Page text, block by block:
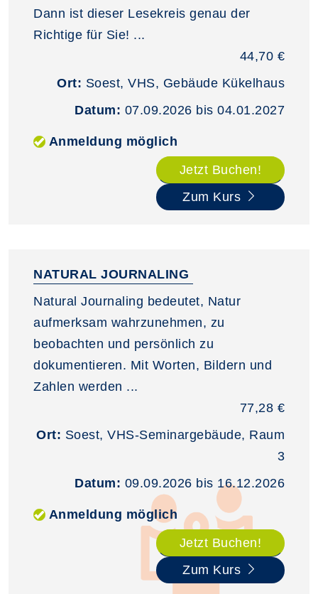
Dann ist dieser Lesekreis genau der
Richtige für Sie! ...
44,70 €
Ort: Soest, VHS, Gebäude Kükelhaus
Datum: 07.09.2026 bis 04.01.2027
Anmeldung möglich
Jetzt Buchen!
Zum Kurs
NATURAL JOURNALING
Natural Journaling bedeutet, Natur
aufmerksam wahrzunehmen, zu
beobachten und persönlich zu
dokumentieren. Mit Worten, Bildern und
Zahlen werden ...
77,28 €
Ort: Soest, VHS-Seminargebäude, Raum
3
Datum: 09.09.2026 bis 16.12.2026
Anmeldung möglich
Jetzt Buchen!
Zum Kurs